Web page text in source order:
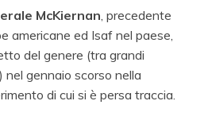
McKiernan , precedente
americane ed Isaf nel paese,
del genere (tra grandi
nel gennaio scorso nella
di cui si è persa traccia.